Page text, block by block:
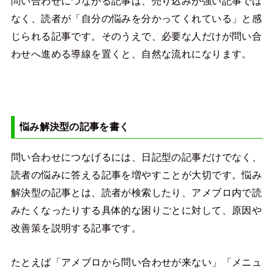
なく、読者が「自分の悩みを分かってくれている」と感
じられる記事です。そのうえで、必要な人だけが問い合
わせへ進める導線を置くと、自然な流れになります。
悩み解決型の記事を書く
問い合わせにつなげるには、日記型の記事だけでなく、
読者の悩みに答える記事を増やすことが大切です。悩み
解決型の記事とは、読者が検索したり、アメブロ内で読
みたくなったりする具体的な困りごとに対して、原因や
改善策を説明する記事です。
たとえば「アメブロから問い合わせが来ない」「メニュ